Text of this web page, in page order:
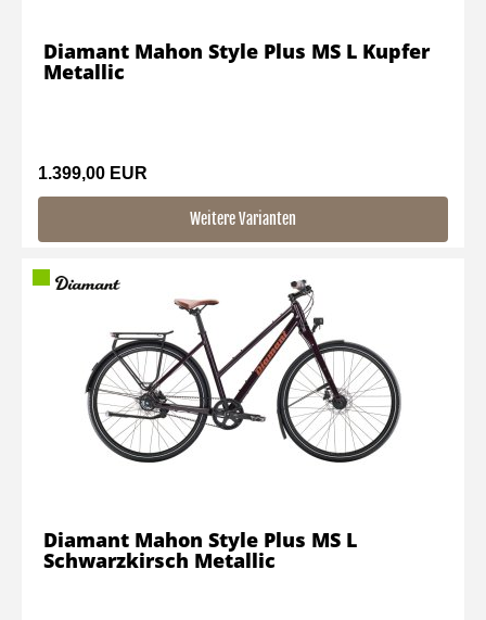
1.399,00 EUR
Weitere Varianten
Diamant Mahon Style Plus MS L Kupfer
Metallic
Diamant Mahon Style Plus MS L
Schwarzkirsch Metallic